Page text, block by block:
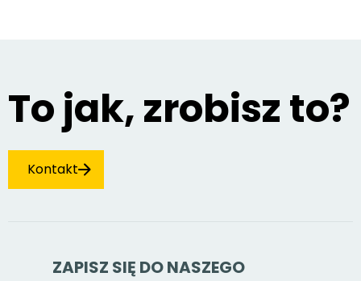
To jak, zrobisz to?
Kontakt
ZAPISZ SIĘ DO NASZEGO